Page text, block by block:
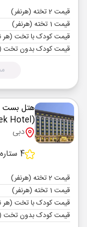
قیمت 2 تخته (هرنفر)
قیمت 1 تخته (هرنفر)
قیمت کودک با تخت (هر
قیمت کودک بدون تخت
هتل بست
Hotel)
دبی
4 ستاره
قیمت 2 تخته (هرنفر)
قیمت 1 تخته (هرنفر)
قیمت کودک با تخت (هر
قیمت کودک بدون تخت